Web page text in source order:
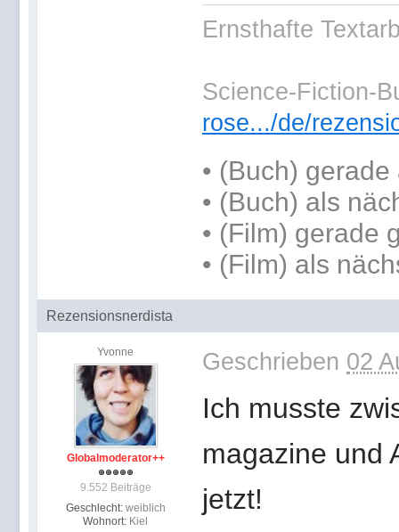
Ernsthafte
Science-Fiction-
rose.../de/
• (Buch) gerade
• (Buch) als
• (Film) gerade
• (Film) als
Rezensionsnerdista
Yvonne
Globalmoderator++
9.552 Beiträge
Geschlecht: weiblich
Wohnort: Kiel
Geschrieben 02
Ich musste
magazine und
jetzt!